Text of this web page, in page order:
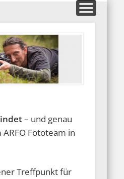
ARFO-Fotoclub
in Köln
– und genau
Fototeam in
Treffpunkt für